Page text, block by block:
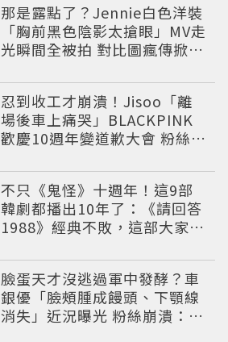
那是露點了？Jennie白色洋裝
「胸前黑色陰影太搶眼」MV走
光瞬間全被拍 對比圖瘋傳掀論
忍到收工才崩潰！Jisoo「離
場後車上痛哭」BLACKPINK
歡慶10週年變道歉大會 粉絲看
不只《鬼怪》十週年！這9部
韓劇都播出10年了：《請回答
1988》經典不敗，這部大家狂
臉蛋天才沒逃過軍中發酵？車
銀優「臉頰腫成饅頭、下顎線
消失」近況曝光 粉絲崩潰：空